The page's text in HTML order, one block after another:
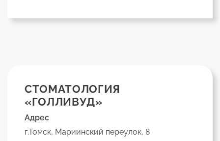
СТОМАТОЛОГИЯ
«ГОЛЛИВУД»
Адрес
г.Томск, Мариинский переулок, 8